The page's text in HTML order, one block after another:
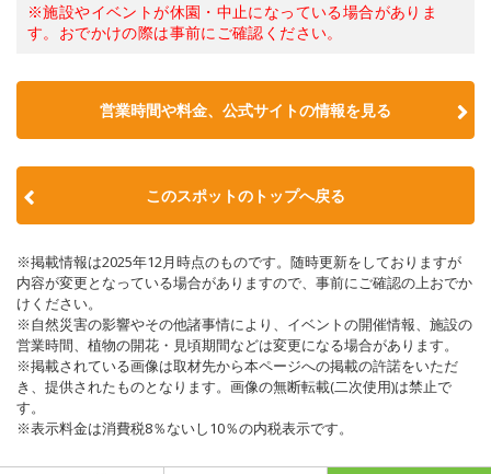
※施設やイベントが休園・中止になっている場合がありま
す。おでかけの際は事前にご確認ください。
営業時間や料金、公式サイトの情報を見る
このスポットのトップへ戻る
※掲載情報は2025年12月時点のものです。随時更新をしておりますが
内容が変更となっている場合がありますので、事前にご確認の上おでか
けください。
※自然災害の影響やその他諸事情により、イベントの開催情報、施設の
営業時間、植物の開花・見頃期間などは変更になる場合があります。
※掲載されている画像は取材先から本ページへの掲載の許諾をいただ
き、提供されたものとなります。画像の無断転載(二次使用)は禁止で
す。
※表示料金は消費税8％ないし10％の内税表示です。